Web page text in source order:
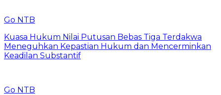
Go NTB
Kuasa Hukum Nilai Putusan Bebas Tiga Terdakwa
Meneguhkan Kepastian Hukum dan Mencerminkan
Keadilan Substantif
Go NTB